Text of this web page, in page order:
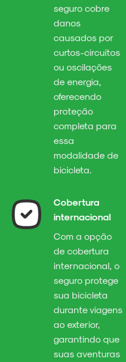
seguro cobre
danos
causados por
curtos-circuitos
ou oscilações
de energia,
oferecendo
proteção
completa para
essa
modalidade de
bicicleta.
Cobertura
internacional
Com a opção
de cobertura
internacional, o
seguro protege
sua bicicleta
durante viagens
ao exterior,
garantindo que
suas aventuras